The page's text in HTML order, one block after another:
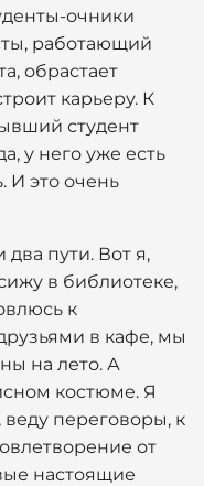
очники
работающий
обрастает
карьеру. К
студент
у него уже есть
И это очень
два пути. Вот я,
в библиотеке,
к
в кафе, мы
на лето. А
костюме. Я
переговоры, к
от
настоящие